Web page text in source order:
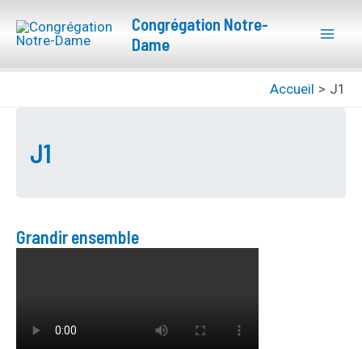
Congrégation Notre-
Dame
Accueil J1
J1
Grandir ensemble